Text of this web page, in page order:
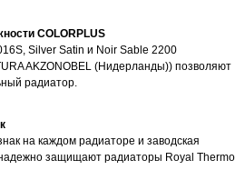
COLORPLUS
Silver Satin и Noir Sable 2200
AKZONOBEL (Нидерланды)) позволяют
радиатор.
на каждом радиаторе и заводская
защищают радиаторы Royal Thermo